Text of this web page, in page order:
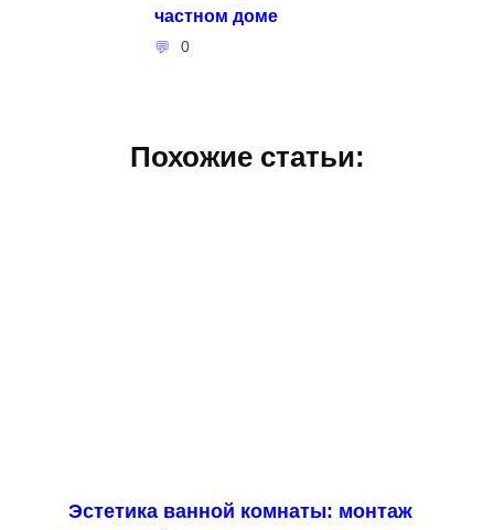
частном доме
0
Похожие статьи:
Эстетика ванной комнаты: монтаж